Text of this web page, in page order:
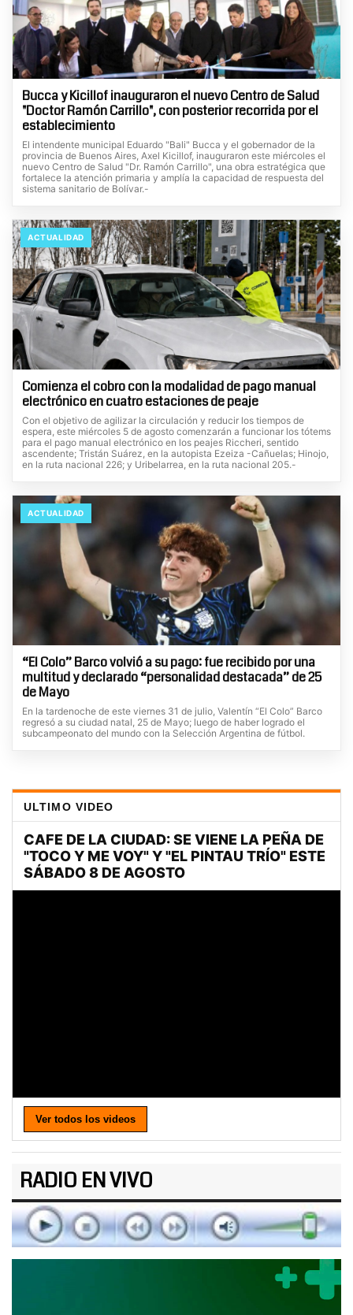
Bucca y Kicillof inauguraron el nuevo Centro de Salud
"Doctor Ramón Carrillo", con posterior recorrida por el
establecimiento
El intendente municipal Eduardo "Bali" Bucca y el gobernador de la
provincia de Buenos Aires, Axel Kicillof, inauguraron este miércoles el
nuevo Centro de Salud "Dr. Ramón Carrillo", una obra estratégica que
fortalece la atención primaria y amplía la capacidad de respuesta del
sistema sanitario de Bolívar.-
ACTUALIDAD
Comienza el cobro con la modalidad de pago manual
electrónico en cuatro estaciones de peaje
Con el objetivo de agilizar la circulación y reducir los tiempos de
espera, este miércoles 5 de agosto comenzarán a funcionar los tótems
para el pago manual electrónico en los peajes Riccheri, sentido
ascendente; Tristán Suárez, en la autopista Ezeiza -Cañuelas; Hinojo,
en la ruta nacional 226; y Uribelarrea, en la ruta nacional 205.-
ACTUALIDAD
“El Colo” Barco volvió a su pago: fue recibido por una
multitud y declarado “personalidad destacada” de 25
de Mayo
En la tardenoche de este viernes 31 de julio, Valentín “El Colo” Barco
regresó a su ciudad natal, 25 de Mayo; luego de haber logrado el
subcampeonato del mundo con la Selección Argentina de fútbol.
ULTIMO VIDEO
Ver todos los videos
RADIO EN VIVO